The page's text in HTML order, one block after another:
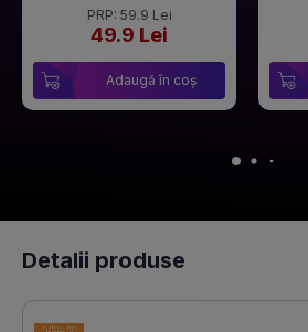
PRP: 59.9 Lei
49.9 Lei
Adaugă în coș
Detalii produse